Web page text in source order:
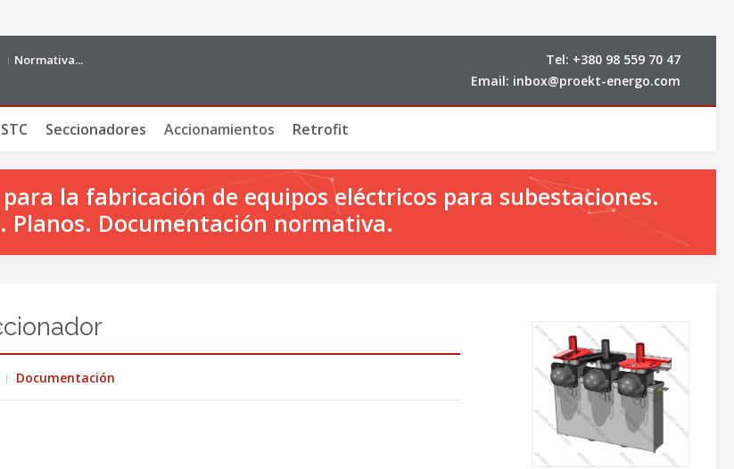
Normativa... Tel: +380 98 559 70 47
Email: inbox@proekt-energo.com
STC Seccionadores Accionamientos Retrofit
la fabricación de equipos eléctricos para subestaciones.
Planos. Documentación normativa.
Documentación